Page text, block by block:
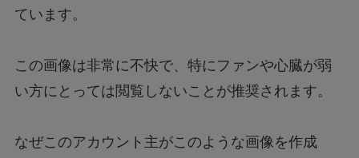
ています。
この画像は非常に不快で、特にファンや心臓が弱
い方にとっては閲覧しないことが推奨されます。
なぜこのアカウント主がこのような画像を作成